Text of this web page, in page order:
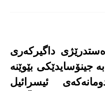
داگیرکەری
جینۆسایدێکی بێوێنە
ئیسرائیل